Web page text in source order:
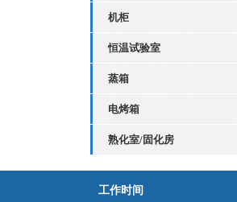
机柜
恒温试验室
蒸箱
电烤箱
熟化室/固化房
工作时间